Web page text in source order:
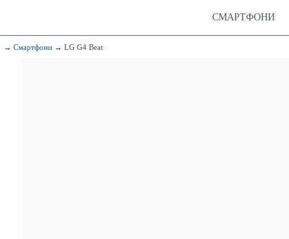
СМАРТФОНИ
→ Смартфони → LG G4 Beat